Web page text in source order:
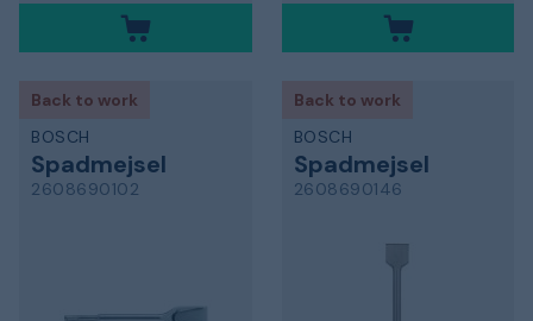
Back to work
BOSCH
Spadmejsel
2608690102
Back to work
BOSCH
Spadmejsel
2608690146